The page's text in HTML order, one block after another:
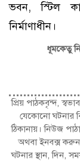
ভবন, স্টিল
নির্মাণাধীন।
ধূমকেতু
প্রিয় পাঠকবৃন্দ,
যেকোনো ঘটনার
ঠিকানায়। নিউজ
অথবা ইনবক্স
ঘটনার স্থান, দিন,